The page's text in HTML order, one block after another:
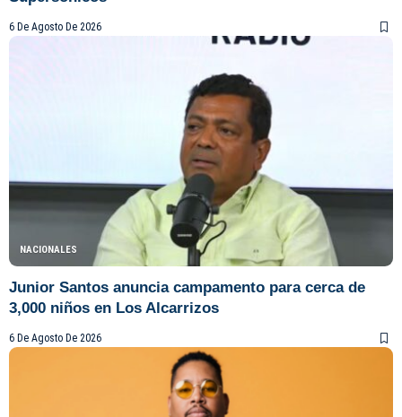
6 De Agosto De 2026
NACIONALES
Junior Santos anuncia campamento para cerca de
3,000 niños en Los Alcarrizos
6 De Agosto De 2026